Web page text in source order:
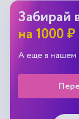
Забирай
на 1000 ₽
А еще в нашем